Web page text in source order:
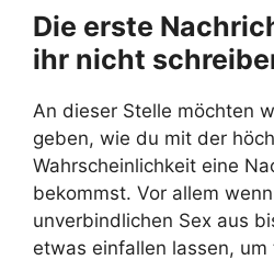
Die erste
ihr nicht
An dieser Stelle möchten
geben, wie du mit der
Wahrscheinlichkeit eine
bekommst. Vor allem
unverbindlichen Sex aus
etwas einfallen lassen,